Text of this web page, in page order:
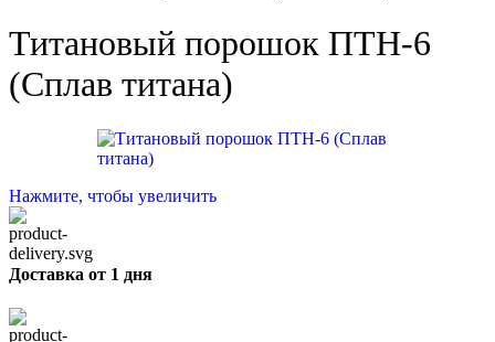
Титановый порошок ПТН-6
(Сплав титана)
Нажмите, чтобы увеличить
Доставка от 1 дня